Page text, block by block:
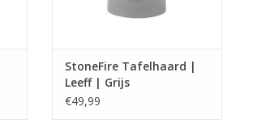
StoneFire Tafelhaard |
Leeff | Grijs
€49,99